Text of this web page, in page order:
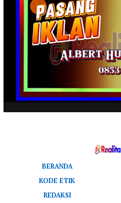
BERANDA
KODE ETIK
REDAKSI